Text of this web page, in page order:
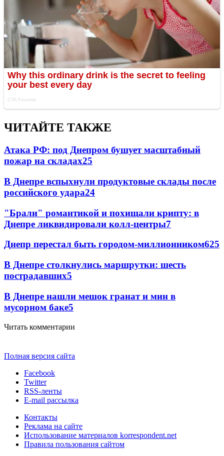
ЧИТАЙТЕ ТАКЖЕ
Атака РФ: под Днепром бушует масштабный
пожар на складах25
В Днепре вспыхнули продуктовые склады после
российского удара24
"Брали" романтикой и похищали крипту: в
Днепре ликвидировали колл-центры7
Днепр перестал быть городом-миллионником625
В Днепре столкнулись маршрутки: шесть
пострадавших5
В Днепре нашли мешок гранат и мин в
мусорном баке5
Читать комментарии
Полная версия сайта
Facebook
Twitter
RSS-ленты
E-mail рассылка
Контакты
Реклама на сайте
Использование материалов korrespondent.net
Правила пользования сайтом